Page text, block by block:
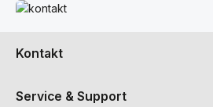
Mehr erfahren
Kontakt
Service & Support